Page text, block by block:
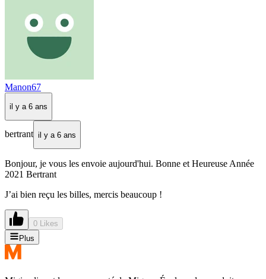
Manon67
il y a 6 ans
bertrant il y a 6 ans
Bonjour, je vous les envoie aujourd'hui. Bonne et Heureuse Année
2021 Bertrant
J’ai bien reçu les billes, mercis beaucoup !
0 Likes
Plus